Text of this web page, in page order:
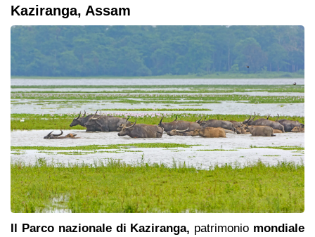
Kaziranga, Assam
Il Parco nazionale di Kaziranga, patrimonio mondiale